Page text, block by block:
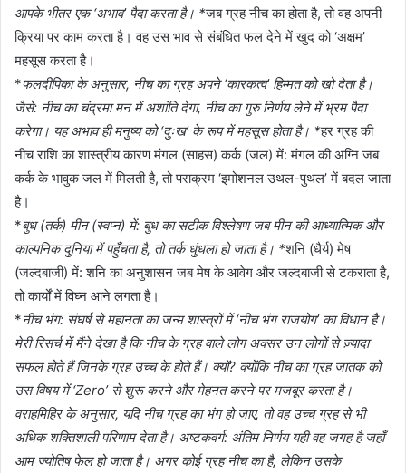
आपके भीतर एक ‘अभाव’ पैदा करता है। *जब ग्रह नीच का होता है, तो वह अपनी
क्रिया पर काम करता है। वह उस भाव से संबंधित फल देने में खुद को ‘अक्षम’
महसूस करता है।
*फलदीपिका के अनुसार, नीच का ग्रह अपने ‘कारकत्व’ हिम्मत को खो देता है।
जैसे: नीच का चंद्रमा मन में अशांति देगा, नीच का गुरु निर्णय लेने में भ्रम पैदा
करेगा। यह अभाव ही मनुष्य को ‘दुःख’ के रूप में महसूस होता है। *हर ग्रह की
नीच राशि का शास्त्रीय कारण मंगल (साहस) कर्क (जल) में: मंगल की अग्नि जब
कर्क के भावुक जल में मिलती है, तो पराक्रम ‘इमोशनल उथल-पुथल’ में बदल जाता
है।
*बुध (तर्क) मीन (स्वप्न) में: बुध का सटीक विश्लेषण जब मीन की आध्यात्मिक और
काल्पनिक दुनिया में पहुँचता है, तो तर्क धुंधला हो जाता है। *शनि (धैर्य) मेष
(जल्दबाजी) में: शनि का अनुशासन जब मेष के आवेग और जल्दबाजी से टकराता है,
तो कार्यों में विघ्न आने लगता है।
*नीच भंग: संघर्ष से महानता का जन्म शास्त्रों में ‘नीच भंग राजयोग’ का विधान है।
मेरी रिसर्च में मैंने देखा है कि नीच के ग्रह वाले लोग अक्सर उन लोगों से ज़्यादा
सफल होते हैं जिनके ग्रह उच्च के होते हैं। क्यों? क्योंकि नीच का ग्रह जातक को
उस विषय में ‘Zero’ से शुरू करने और मेहनत करने पर मजबूर करता है।
वराहमिहिर के अनुसार, यदि नीच ग्रह का भंग हो जाए, तो वह उच्च ग्रह से भी
अधिक शक्तिशाली परिणाम देता है। अष्टकवर्ग: अंतिम निर्णय यही वह जगह है जहाँ
आम ज्योतिष फेल हो जाता है। अगर कोई ग्रह नीच का है, लेकिन उसके